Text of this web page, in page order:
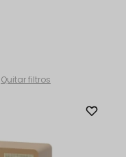
Quitar filtros